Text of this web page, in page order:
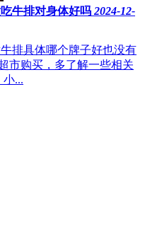
牛排对身体好吗 2024-12-
排具体哪个牌子好也没有
市购买，多了解一些相关
小...